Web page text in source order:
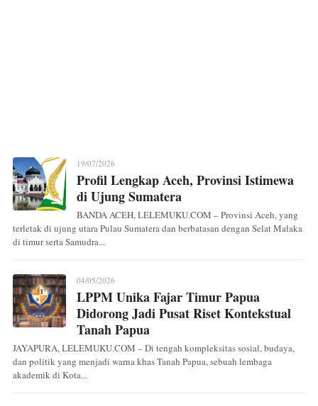
19/07/2026
Profil Lengkap Aceh, Provinsi Istimewa
di Ujung Sumatera
BANDA ACEH, LELEMUKU.COM – Provinsi Aceh, yang
terletak di ujung utara Pulau Sumatera dan berbatasan dengan Selat Malaka
di timur serta Samudra...
04/05/2026
LPPM Unika Fajar Timur Papua
Didorong Jadi Pusat Riset Kontekstual
Tanah Papua
JAYAPURA, LELEMUKU.COM – Di tengah kompleksitas sosial, budaya,
dan politik yang menjadi warna khas Tanah Papua, sebuah lembaga
akademik di Kota...